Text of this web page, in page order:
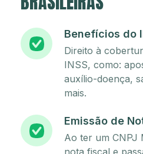
Benefícios do
Direito à
INSS, como:
auxílio-doença,
mais.
Emissão de
Ao ter um CNPJ